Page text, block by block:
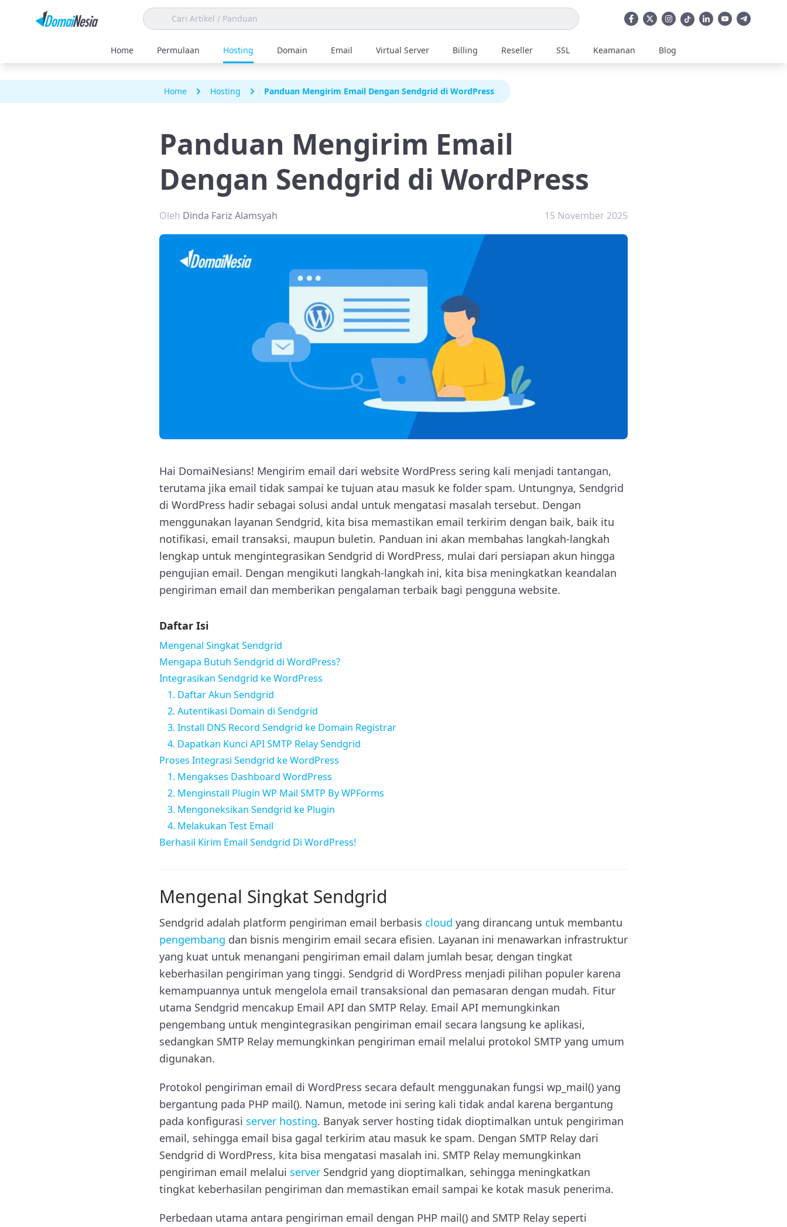
Home Permulaan Hosting Domain Email Virtual Server Billing Reseller SSL Keamanan Blog
Home Hosting Panduan Mengirim Email Dengan Sendgrid di WordPress
Panduan Mengirim Email
Dengan Sendgrid di WordPress
Oleh Dinda Fariz Alamsyah 15 November 2025
Hai DomaiNesians! Mengirim email dari website WordPress sering kali menjadi tantangan,
terutama jika email tidak sampai ke tujuan atau masuk ke folder spam. Untungnya, Sendgrid
di WordPress hadir sebagai solusi andal untuk mengatasi masalah tersebut. Dengan
menggunakan layanan Sendgrid, kita bisa memastikan email terkirim dengan baik, baik itu
notifikasi, email transaksi, maupun buletin. Panduan ini akan membahas langkah-langkah
lengkap untuk mengintegrasikan Sendgrid di WordPress, mulai dari persiapan akun hingga
pengujian email. Dengan mengikuti langkah-langkah ini, kita bisa meningkatkan keandalan
pengiriman email dan memberikan pengalaman terbaik bagi pengguna website.
Daftar Isi
Mengenal Singkat Sendgrid
Mengapa Butuh Sendgrid di WordPress?
Integrasikan Sendgrid ke WordPress
1. Daftar Akun Sendgrid
2. Autentikasi Domain di Sendgrid
3. Install DNS Record Sendgrid ke Domain Registrar
4. Dapatkan Kunci API SMTP Relay Sendgrid
Proses Integrasi Sendgrid ke WordPress
1. Mengakses Dashboard WordPress
2. Menginstall Plugin WP Mail SMTP By WPForms
3. Mengoneksikan Sendgrid ke Plugin
4. Melakukan Test Email
Berhasil Kirim Email Sendgrid Di WordPress!
Mengenal Singkat Sendgrid
Sendgrid adalah platform pengiriman email berbasis cloud yang dirancang untuk membantu
pengembang dan bisnis mengirim email secara efisien. Layanan ini menawarkan infrastruktur
yang kuat untuk menangani pengiriman email dalam jumlah besar, dengan tingkat
keberhasilan pengiriman yang tinggi. Sendgrid di WordPress menjadi pilihan populer karena
kemampuannya untuk mengelola email transaksional dan pemasaran dengan mudah. Fitur
utama Sendgrid mencakup Email API dan SMTP Relay. Email API memungkinkan
pengembang untuk mengintegrasikan pengiriman email secara langsung ke aplikasi,
sedangkan SMTP Relay memungkinkan pengiriman email melalui protokol SMTP yang umum
digunakan.
Protokol pengiriman email di WordPress secara default menggunakan fungsi wp_mail() yang
bergantung pada PHP mail(). Namun, metode ini sering kali tidak andal karena bergantung
pada konfigurasi server hosting. Banyak server hosting tidak dioptimalkan untuk pengiriman
email, sehingga email bisa gagal terkirim atau masuk ke spam. Dengan SMTP Relay dari
Sendgrid di WordPress, kita bisa mengatasi masalah ini. SMTP Relay memungkinkan
pengiriman email melalui server Sendgrid yang dioptimalkan, sehingga meningkatkan
tingkat keberhasilan pengiriman dan memastikan email sampai ke kotak masuk penerima.
Perbedaan utama antara pengiriman email dengan PHP mail() and SMTP Relay seperti